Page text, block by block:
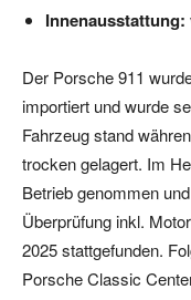
Innenausstattung:
Der Porsche 911
importiert und wurde
Fahrzeug stand
trocken gelagert. Im
Betrieb genommen
Überprüfung inkl.
2025 stattgefunden.
Porsche Classic